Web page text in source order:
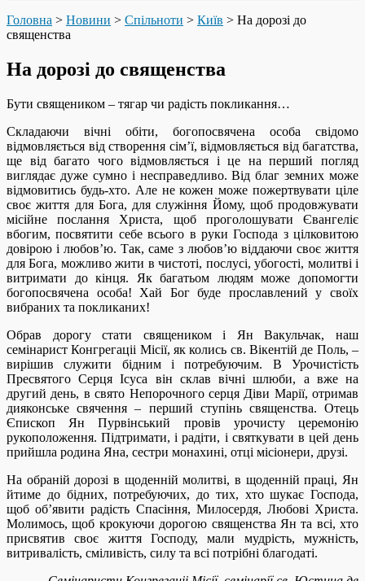
Головна > Новини > Спільноти > Київ > На дорозі до
священства
На дорозі до священства
Бути священиком – тягар чи радість покликання…
Складаючи вічні обіти, богопосвячена особа свідомо
відмовляється від створення сім’ї, відмовляється від багатства,
ще від багато чого відмовляється і це на перший погляд
виглядає дуже сумно і несправедливо. Від благ земних може
відмовитись будь-хто. Але не кожен може пожертвувати ціле
своє життя для Бога, для служіння Йому, щоб продовжувати
місійне послання Христа, щоб проголошувати Євангеліє
вбогим, посвятити себе всього в руки Господа з цілковитою
довірою і любов’ю. Так, саме з любов’ю віддаючи своє життя
для Бога, можливо жити в чистоті, послусі, убогості, молитві і
витримати до кінця. Як багатьом людям може допомогти
богопосвячена особа! Хай Бог буде прославлений у своїх
вибраних та покликаних!
Обрав дорогу стати священиком і Ян Вакульчак, наш
семінарист Конгрегаціі Місії, як колись св. Вікентій де Поль, –
вирішив служити бідним і потребуючим. В Урочистість
Пресвятого Серця Ісуса він склав вічні шлюби, а вже на
другий день, в свято Непорочного серця Діви Марії, отримав
дияконське свячення – перший ступінь священства. Отець
Єпископ Ян Пурвінський провів урочисту церемонію
рукоположення. Підтримати, і радіти, і святкувати в цей день
прийшла родина Яна, сестри монахині, отці місіонери, друзі.
На обраній дорозі в щоденній молитві, в щоденній праці, Ян
йтиме до бідних, потребуючих, до тих, хто шукає Господа,
щоб об’явити радість Спасіння, Милосердя, Любові Христа.
Молимось, щоб крокуючи дорогою священства Ян та всі, хто
присвятив своє життя Господу, мали мудрість, мужність,
витривалість, сміливість, силу та всі потрібні благодаті.